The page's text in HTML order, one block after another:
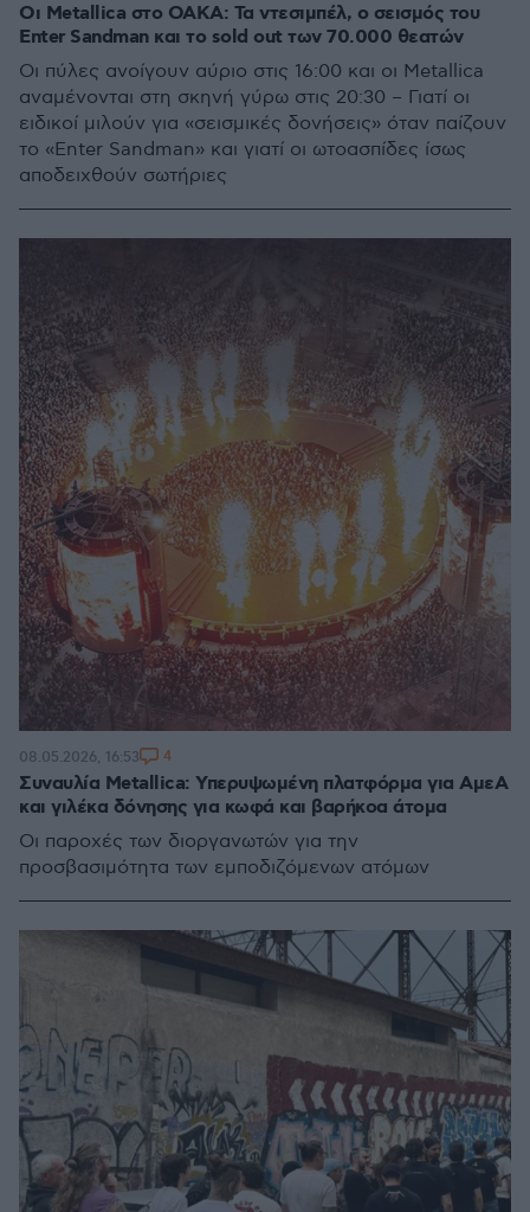
Οι Metallica στο ΟΑΚΑ: Τα ντεσιμπέλ, ο σεισμός του
Enter Sandman και το sold out των 70.000 θεατών
Οι πύλες ανοίγουν αύριο στις 16:00 και οι Metallica
αναμένονται στη σκηνή γύρω στις 20:30 – Γιατί οι
ειδικοί μιλούν για «σεισμικές δονήσεις» όταν παίζουν
το «Enter Sandman» και γιατί οι ωτοασπίδες ίσως
αποδειχθούν σωτήριες
Συναυλία Metallica: Υπερυψωμένη πλατφόρμα για ΑμεΑ
και γιλέκα δόνησης για κωφά και βαρήκοα άτομα
Οι παροχές των διοργανωτών για την
προσβασιμότητα των εμποδιζόμενων ατόμων
08.05.2026, 16:53 4